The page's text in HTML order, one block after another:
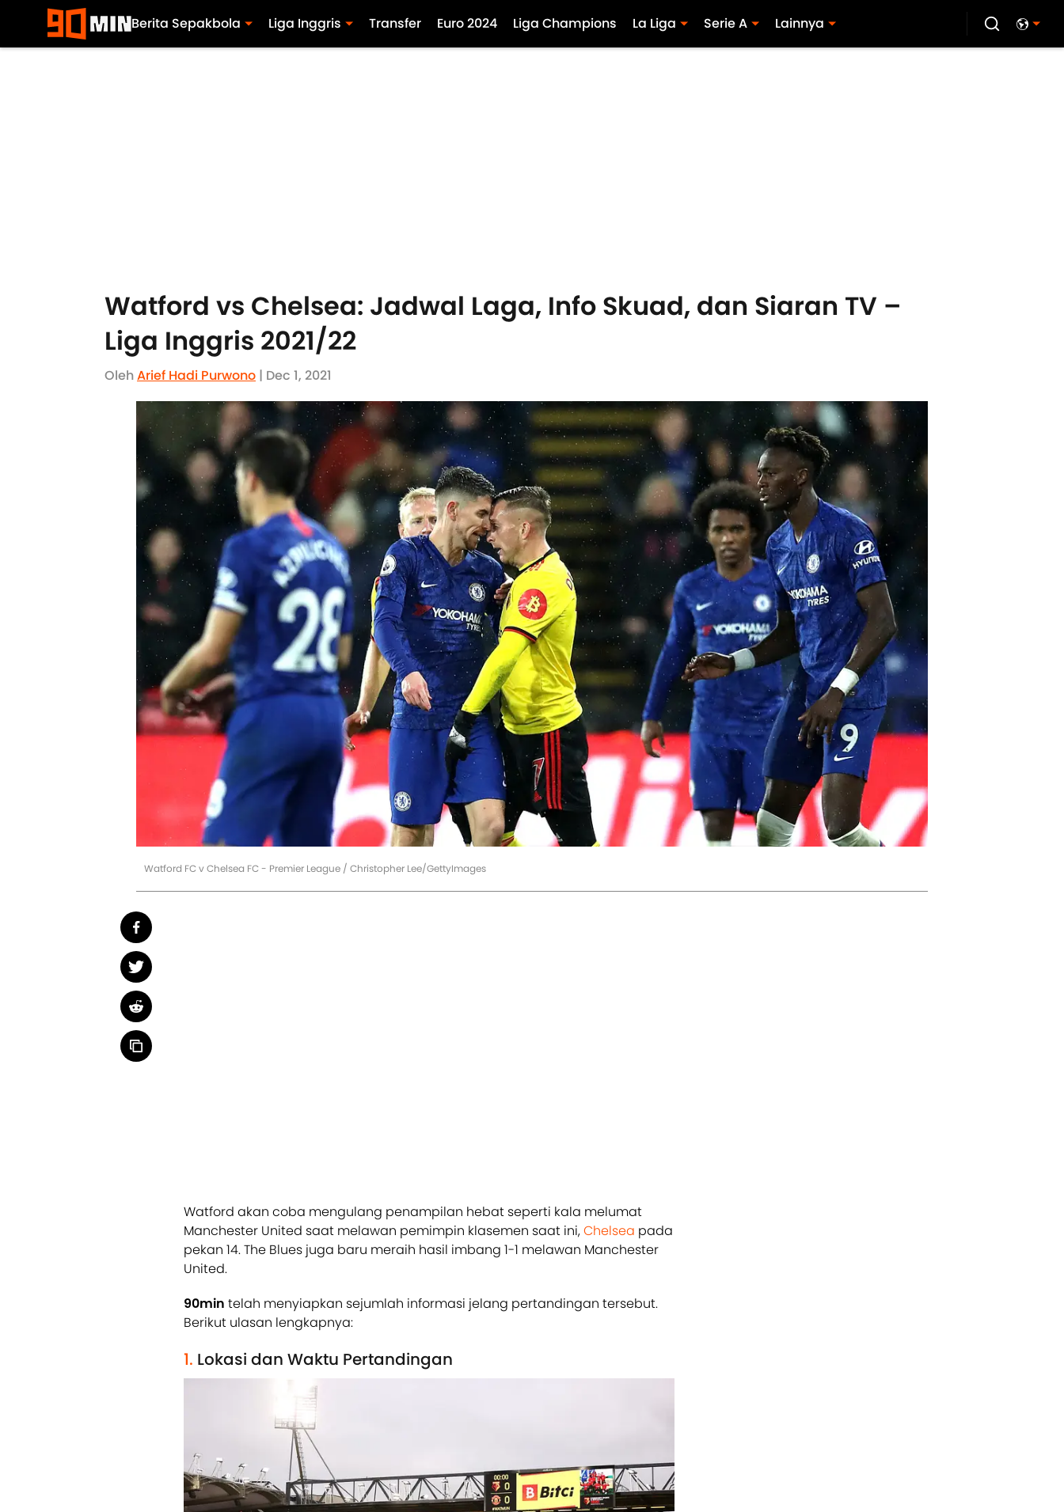
Berita Sepakbola Liga Inggris Transfer Euro 2024 Liga Champions La Liga Serie A Lainnya
Watford vs Chelsea: Jadwal Laga, Info Skuad, dan Siaran TV –
Liga Inggris 2021/22
OlehArief Hadi Purwono | Dec 1, 2021
Watford FC v Chelsea FC - Premier League / Christopher Lee/GettyImages
Watford akan coba mengulang penampilan hebat seperti kala melumat
Manchester United saat melawan pemimpin klasemen saat ini,Chelsea pada
pekan 14. The Blues juga baru meraih hasil imbang 1-1 melawan Manchester
United.
90min telah menyiapkan sejumlah informasi jelang pertandingan tersebut.
Berikut ulasan lengkapnya:
1. Lokasi dan Waktu Pertandingan